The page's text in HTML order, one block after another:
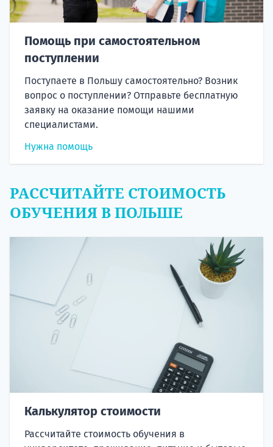
Помощь при самостоятельном
поступлении
Поступаете в Польшу самостоятельно? Возник
вопрос о поступлении? Отправьте бесплатную
заявку на оказание помощи нашими
специалистами.
Нужна помощь
РАССЧИТАЙТЕ СТОИМОСТЬ
ОБУЧЕНИЯ В ПОЛЬШЕ
Калькулятор стоимости
Рассчитайте стоимость обучения в